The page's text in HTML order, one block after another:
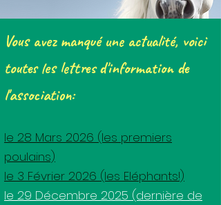
Vous avez manqué une actualité, voici
toutes les lettres d'information de
l'association:
le 28 Mars 2026 (les premiers
poulains)
le 3 Février 2026 (les Eléphants!)
le 29 Décembre 2025 (dernière de